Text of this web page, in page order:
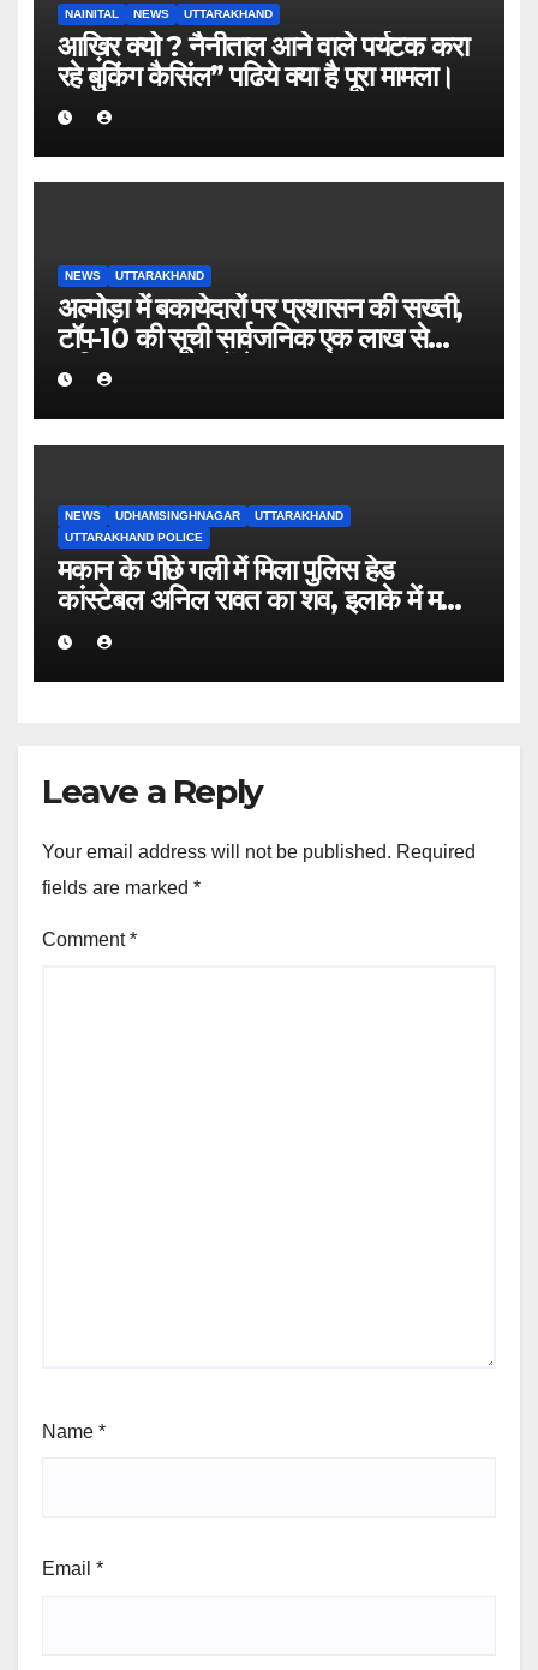
NAINITAL NEWS UTTARAKHAND
आख़िर क्यो ? नैनीताल आने वाले पर्यटक करा
रहे बुकिंग कैसिंल” पढिये क्या है पूरा मामला।
NEWS UTTARAKHAND
अल्मोड़ा में बकायेदारों पर प्रशासन की सख्ती,
टॉप-10 की सूची सार्वजनिक एक लाख से
अधिक बकाया वालों के नाम-पते चस्पा, राजस्व
वसूली अभियान तेज
NEWS UDHAMSINGHNAGAR
UTTARAKHAND
UTTARAKHAND POLICE
मकान के पीछे गली में मिला पुलिस हेड
कांस्टेबल अनिल रावत का शव, इलाके में मचा
हड़कंप।
Leave a Reply
Your email address will not be published. Required
fields are marked *
Comment*
Name *
Email *